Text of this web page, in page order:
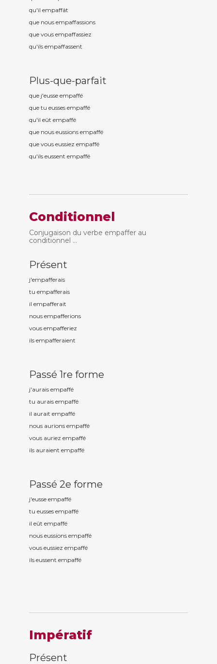
qu'il empaffât
que nous empaffassions
que vous empaffassiez
qu'ils empaffassent
Plus-que-parfait
que j'eusse empaffé
que tu eusses empaffé
qu'il eût empaffé
que nous eussions empaffé
que vous eussiez empaffé
qu'ils eussent empaffé
Conditionnel
Conjugaison du verbe empaffer au
conditionnel ...
Présent
j'empafferais
tu empafferais
il empafferait
nous empafferions
vous empafferiez
ils empafferaient
Passé 1re forme
j'aurais empaffé
tu aurais empaffé
il aurait empaffé
nous aurions empaffé
vous auriez empaffé
ils auraient empaffé
Passé 2e forme
j'eusse empaffé
tu eusses empaffé
il eût empaffé
nous eussions empaffé
vous eussiez empaffé
ils eussent empaffé
Impératif
Présent